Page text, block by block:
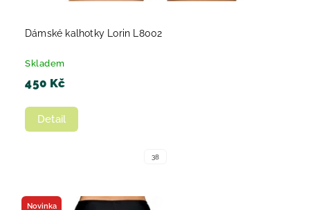
Dámské kalhotky Lorin L8002
Skladem
450 Kč
Detail
38
Novinka